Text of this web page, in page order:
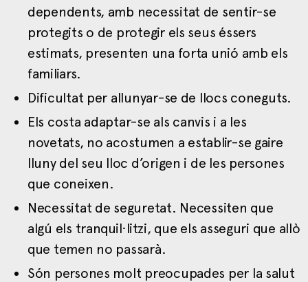
dependents, amb necessitat de sentir-se
protegits o de protegir els seus éssers
estimats, presenten una forta unió amb els
familiars.
Dificultat per allunyar-se de llocs coneguts.
Els costa adaptar-se als canvis i a les
novetats, no acostumen a establir-se gaire
lluny del seu lloc d’origen i de les persones
que coneixen.
Necessitat de seguretat. Necessiten que
algú els tranquil·litzi, que els asseguri que allò
que temen no passarà.
Són persones molt preocupades per la salut